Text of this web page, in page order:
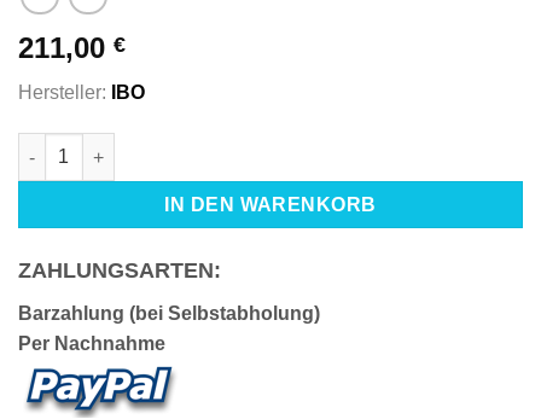
211,00 €
Hersteller: IBO
2,5" TIEFBRUNNENPUMPE (0,37 kW, 230 V) mit einem 20-m-
IN DEN WARENKORB
ZAHLUNGSARTEN:
Barzahlung (bei Selbstabholung)
Per Nachnahme